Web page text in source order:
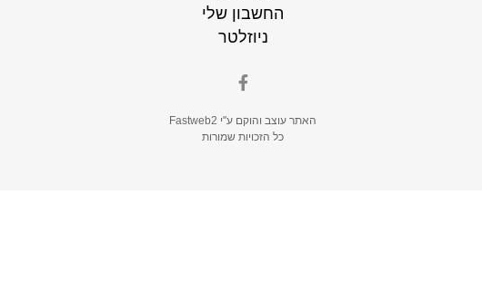
החשבון שלי
ניוזלטר
האתר עוצב והוקם ע"י Fastweb2
כל הזכויות שמורות